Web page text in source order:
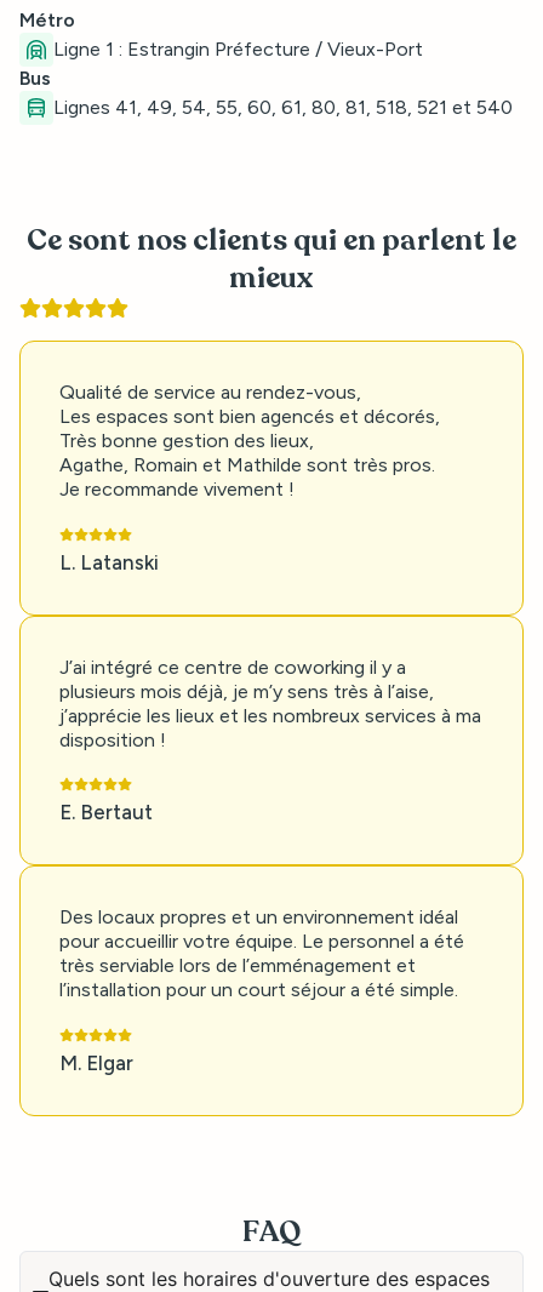
Métro
Ligne 1 : Estrangin Préfecture / Vieux-Port
Bus
Lignes 41, 49, 54, 55, 60, 61, 80, 81, 518, 521 et 540
Ce sont nos clients qui en parlent le
mieux
Qualité de service au rendez-vous,
Les espaces sont bien agencés et décorés,
Très bonne gestion des lieux,
Agathe, Romain et Mathilde sont très pros.
Je recommande vivement !
L. Latanski
J’ai intégré ce centre de coworking il y a
plusieurs mois déjà, je m’y sens très à l’aise,
j’apprécie les lieux et les nombreux services à ma
disposition !
E. Bertaut
Des locaux propres et un environnement idéal
pour accueillir votre équipe. Le personnel a été
très serviable lors de l’emménagement et
l’installation pour un court séjour a été simple.
M. Elgar
FAQ
Quels sont les horaires d'ouverture des espaces